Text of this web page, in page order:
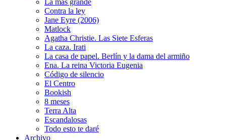
La más grande
Contra la ley
Jane Eyre (2006)
Matlock
Agatha Christie. Las Siete Esferas
La caza. Irati
La casa de papel. Berlín y la dama del armiño
Ena. La reina Victoria Eugenia
Código de silencio
El Centro
Bookish
8 meses
Terra Alta
Escandalosas
Todo esto te daré
Archivo